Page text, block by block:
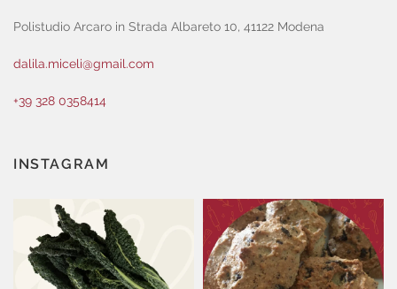
Polistudio Arcaro in Strada Albareto 10, 41122 Modena
dalila.miceli@gmail.com
+39 328 0358414
INSTAGRAM